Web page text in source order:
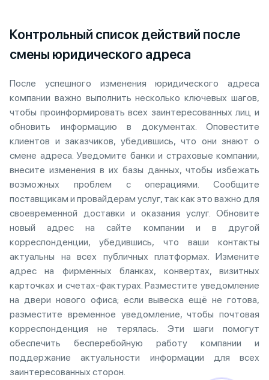
Контрольный список действий после
смены юридического адреса
После успешного изменения юридического адреса
компании важно выполнить несколько ключевых шагов,
чтобы проинформировать всех заинтересованных лиц и
обновить информацию в документах. Оповестите
клиентов и заказчиков, убедившись, что они знают о
смене адреса. Уведомите банки и страховые компании,
внесите изменения в их базы данных, чтобы избежать
возможных проблем с операциями. Сообщите
поставщикам и провайдерам услуг, так как это важно для
своевременной доставки и оказания услуг. Обновите
новый адрес на сайте компании и в другой
корреспонденции, убедившись, что ваши контакты
актуальны на всех публичных платформах. Измените
адрес на фирменных бланках, конвертах, визитных
карточках и счетах-фактурах. Разместите уведомление
на двери нового офиса; если вывеска ещё не готова,
разместите временное уведомление, чтобы почтовая
корреспонденция не терялась. Эти шаги помогут
обеспечить бесперебойную работу компании и
поддержание актуальности информации для всех
заинтересованных сторон.